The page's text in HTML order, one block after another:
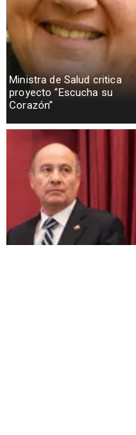
Ministra de Salud critica
proyecto “Escucha su
Corazón”